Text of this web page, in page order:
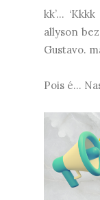
kk’...
allyson
Gustavo.
Pois é...